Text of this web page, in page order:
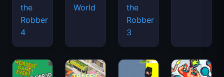
the
Robber
4
World
the
Robber
3